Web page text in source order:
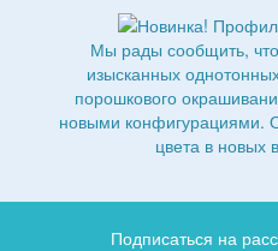
Мы рады сообщить,
изысканных
порошкового
новыми конфигурациями.
цвета в новых
Подписаться на